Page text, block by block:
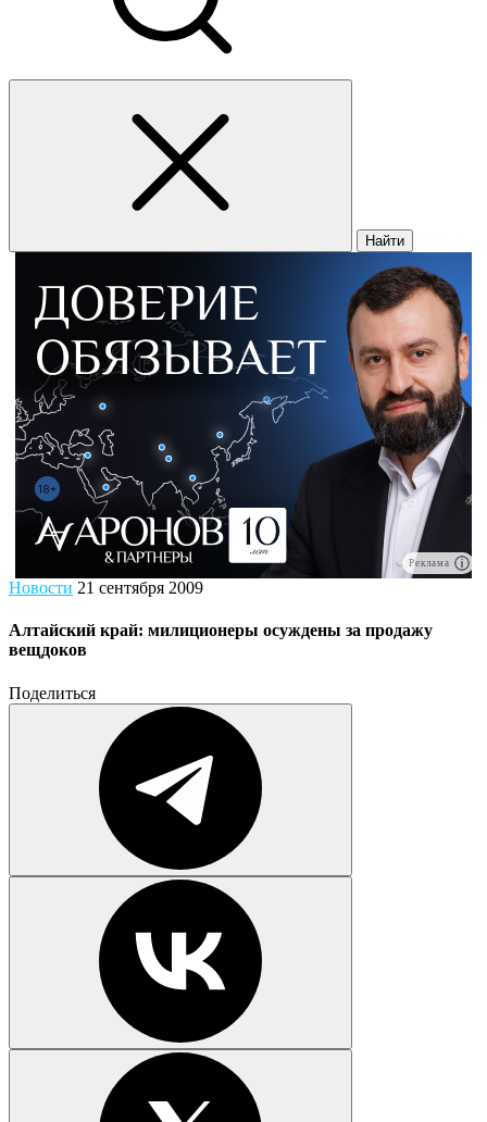
Найти
Реклама
Новости 21 сентября 2009
Алтайский край: милиционеры осуждены за продажу
вещдоков
Поделиться